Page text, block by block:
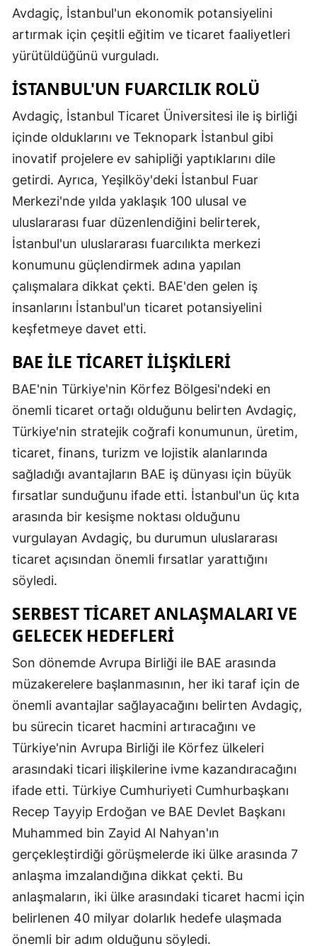
Avdagiç, İstanbul'un ekonomik potansiyelini
artırmak için çeşitli eğitim ve ticaret faaliyetleri
yürütüldüğünü vurguladı.
İSTANBUL'UN FUARCILIK ROLÜ
Avdagiç, İstanbul Ticaret Üniversitesi ile iş birliği
içinde olduklarını ve Teknopark İstanbul gibi
inovatif projelere ev sahipliği yaptıklarını dile
getirdi. Ayrıca, Yeşilköy'deki İstanbul Fuar
Merkezi'nde yılda yaklaşık 100 ulusal ve
uluslararası fuar düzenlendiğini belirterek,
İstanbul'un uluslararası fuarcılıkta merkezi
konumunu güçlendirmek adına yapılan
çalışmalara dikkat çekti. BAE'den gelen iş
insanlarını İstanbul'un ticaret potansiyelini
keşfetmeye davet etti.
BAE ILE TICARET İLIŞKILERI
BAE'nin Türkiye'nin Körfez Bölgesi'ndeki en
önemli ticaret ortağı olduğunu belirten Avdagiç,
Türkiye'nin stratejik coğrafi konumunun, üretim,
ticaret, finans, turizm ve lojistik alanlarında
sağladığı avantajların BAE iş dünyası için büyük
fırsatlar sunduğunu ifade etti. İstanbul'un üç kıta
arasında bir kesişme noktası olduğunu
vurgulayan Avdagiç, bu durumun uluslararası
ticaret açısından önemli fırsatlar yarattığını
söyledi.
SERBEST TICARET ANLAŞMALARI VE
GELECEK HEDEFLERI
Son dönemde Avrupa Birliği ile BAE arasında
müzakerelere başlanmasının, her iki taraf için de
önemli avantajlar sağlayacağını belirten Avdagiç,
bu sürecin ticaret hacmini artıracağını ve
Türkiye'nin Avrupa Birliği ile Körfez ülkeleri
arasındaki ticari ilişkilerine ivme kazandıracağını
ifade etti. Türkiye Cumhuriyeti Cumhurbaşkanı
Recep Tayyip Erdoğan ve BAE Devlet Başkanı
Muhammed bin Zayid Al Nahyan'ın
gerçekleştirdiği görüşmelerde iki ülke arasında 7
anlaşma imzalandığına dikkat çekti. Bu
anlaşmaların, iki ülke arasındaki ticaret hacmi için
belirlenen 40 milyar dolarlık hedefe ulaşmada
önemli bir adım olduğunu söyledi.